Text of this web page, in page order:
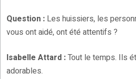
Question : Les huissiers, les
vous ont aidé, ont été attentifs ?
Isabelle Attard :Tout le temps. Ils
adorables.